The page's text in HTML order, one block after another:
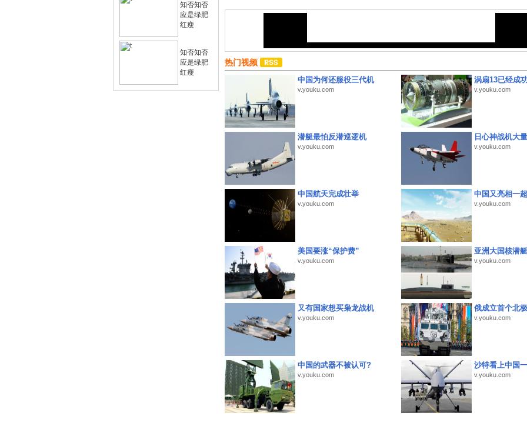
知否知否
应是绿肥
红瘦
知否知否
应是绿肥
红瘦
热门视频
中国为何还服役三代机
v.youku.com
涡扇13已经成
v.youku.com
潜艇最怕反潜巡逻机
v.youku.com
日心神战机大
v.youku.com
中国航天完成壮举
v.youku.com
中国又亮相一
v.youku.com
美国要涨“保护费”
v.youku.com
亚洲大国核潜
v.youku.com
又有国家想买枭龙战机
v.youku.com
俄成立首个北
v.youku.com
中国的武器不被认可?
v.youku.com
沙特看上中国
v.youku.com